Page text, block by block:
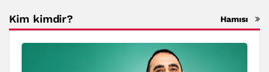
Kim kimdir? Hamısı